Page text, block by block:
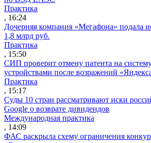
Практика
, 16:24
Дочерняя компания «Мегафона» подала
1,8 млрд руб.
Практика
, 15:50
СИП проверит отмену патента на
устройствами после возражений
Практика
, 15:17
Суды 10 стран рассматривают иски
Google о возврате дивидендов
Международная практика
, 14:09
ФАС раскрыла схему ограничения